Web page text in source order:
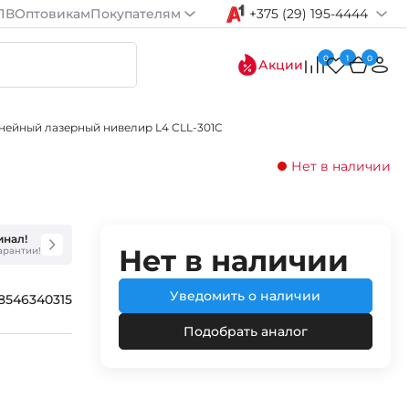
ОптовикамПокупателям +375 (29) 195-4444
Акции 0 1 0
лазерный нивелир L4 CLL-301C
Нет в наличии
Нет в наличии
Уведомить о наличии
Подобрать аналог